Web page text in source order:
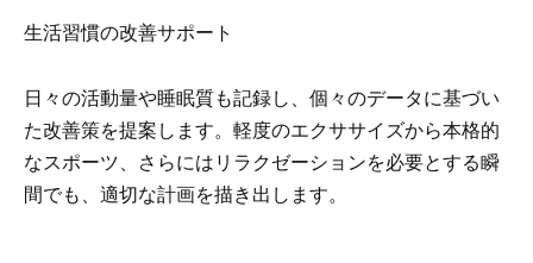
生活習慣の改善サポート
日々の活動量や睡眠質も記録し、個々のデータに基づい
た改善策を提案します。軽度のエクササイズから本格的
なスポーツ、さらにはリラクゼーションを必要とする瞬
間でも、適切な計画を描き出します。